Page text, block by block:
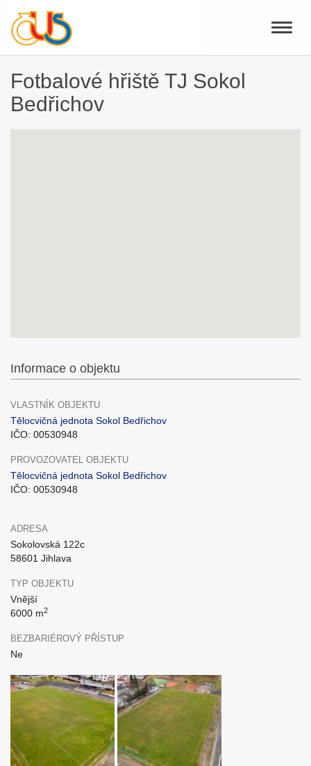
Toggle
Fotbalové hřiště TJ Sokol
Bedřichov
Informace o objektu
VLASTNÍK OBJEKTU
Tělocvičná jednota Sokol Bedřichov
IČO: 00530948
PROVOZOVATEL OBJEKTU
Tělocvičná jednota Sokol Bedřichov
IČO: 00530948
ADRESA
Sokolovská 122c
58601 Jihlava
TYP OBJEKTU
Vnější
6000 m2
BEZBARIÉROVÝ PŘÍSTUP
Ne